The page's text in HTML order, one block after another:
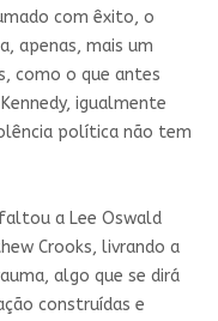
com êxito, o
apenas, mais um
como o que antes
igualmente
política não tem
a Lee Oswald
Crooks, livrando a
algo que se dirá
construídas e